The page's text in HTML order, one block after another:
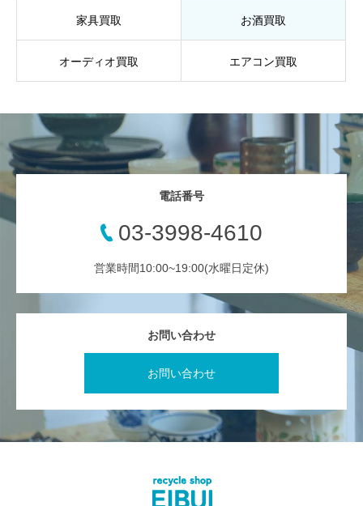
家具買取 お酒買取
オーディオ買取 エアコン買取
お問い合わせ
お問い合わせ
電話番号
03-3998-4610
営業時間10:00~19:00(水曜日定休)